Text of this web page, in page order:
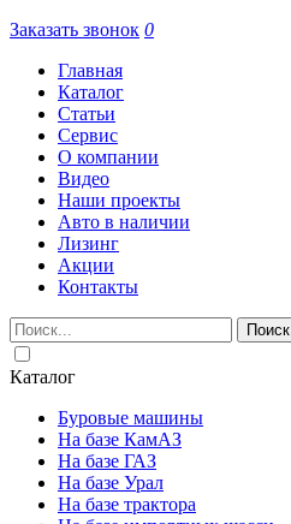
Заказать звонок 0
Главная
Каталог
Статьи
Сервис
О компании
Видео
Наши проекты
Авто в наличии
Лизинг
Акции
Контакты
Поиск
Каталог
Буровые машины
На базе КамАЗ
На базе ГАЗ
На базе Урал
На базе трактора